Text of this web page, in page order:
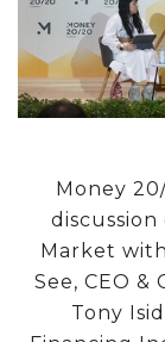
Money
Market
See, CEO &
Tony